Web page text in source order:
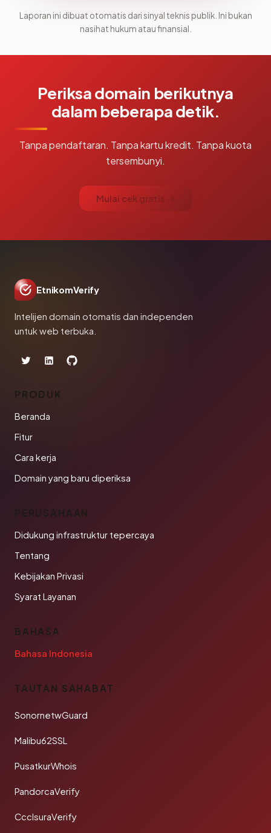
Laporan ini dibuat otomatis dari sinyal teknis publik. Ini bukan
nasihat hukum atau finansial.
Periksa domain berikutnya
dalam beberapa detik.
Tanpa pendaftaran. Tanpa kartu kredit. Tanpa kuota
tersembunyi.
Mulai cek gratis →
EtnikomVerify
Intelijen domain otomatis dan independen
untuk web terbuka.
PRODUK
Beranda
Fitur
Cara kerja
Domain yang baru diperiksa
PERUSAHAAN
Didukung infrastruktur tepercaya
Tentang
Kebijakan Privasi
Syarat Layanan
BAHASA
Bahasa Indonesia
TAUTAN SAHABAT
SonornetwGuard
Malibu62SSL
PusatkurWhois
PandorcaVerify
CcclsuraVerify